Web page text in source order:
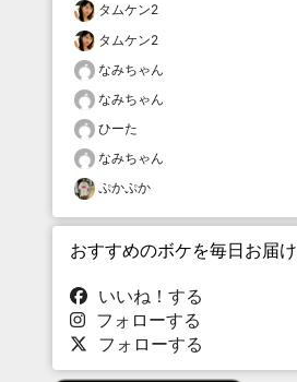
タムケン2
タムケン2
なみちゃん
なみちゃん
ひーた
なみちゃん
ぷかぷか
おすすめのボケを毎日お届け
いいね！する
フォローする
フォローする